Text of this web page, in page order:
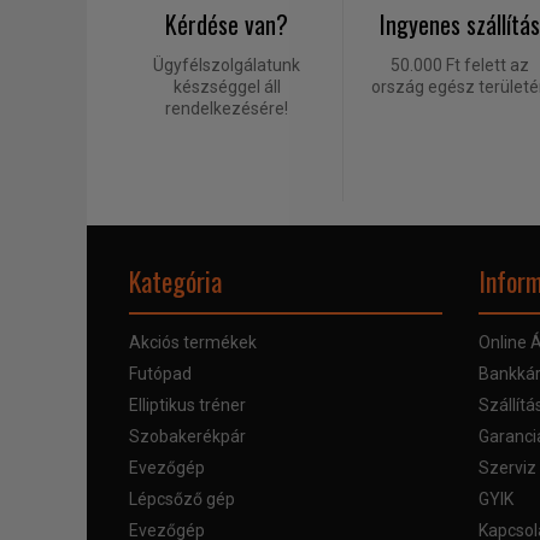
Kérdése van?
Ügyfélszolgálatunk
készséggel áll
rendelkezésére!
Ingyenes szállítás
50.000 Ft felett az
ország egész
Kategória
Akciós termékek
Futópad
Elliptikus tréner
Szobakerékpár
Evezőgép
Lépcsőző gép
Evezőgép
Online
Szerviz
GYIK